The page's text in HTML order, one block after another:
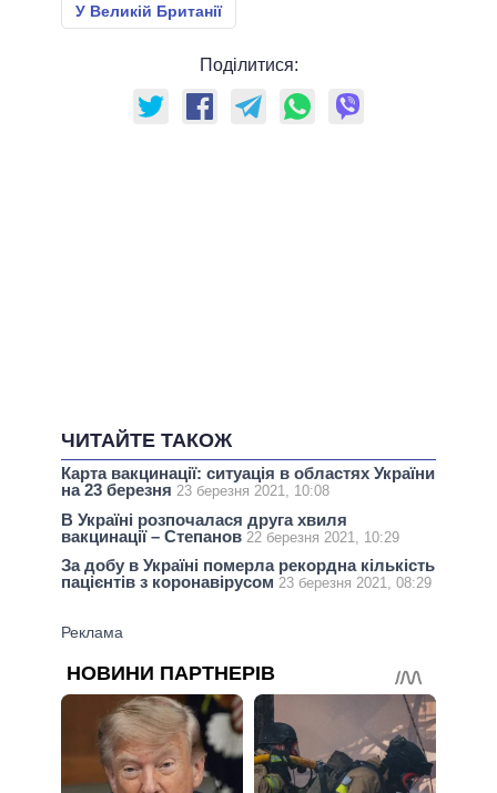
У Великій Британії
Поділитися:
ЧИТАЙТЕ ТАКОЖ
Карта вакцинації: ситуація в областях України
на 23 березня 23 березня 2021, 10:08
В Україні розпочалася друга хвиля
вакцинації – Степанов 22 березня 2021, 10:29
За добу в Україні померла рекордна кількість
пацієнтів з коронавірусом 23 березня 2021, 08:29